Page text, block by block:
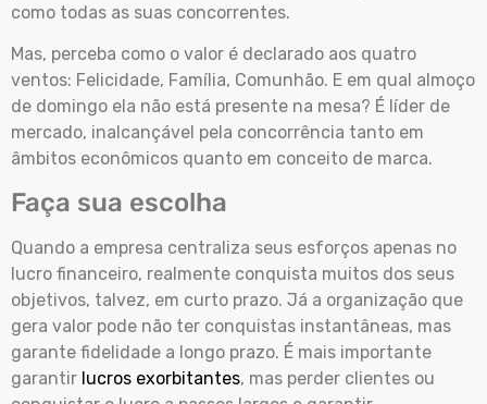
como todas as suas concorrentes.
Mas, perceba como o valor é declarado aos quatro
ventos: Felicidade, Família, Comunhão. E em qual almoço
de domingo ela não está presente na mesa? É líder de
mercado, inalcançável pela concorrência tanto em
âmbitos econômicos quanto em conceito de marca.
Faça sua escolha
Quando a empresa centraliza seus esforços apenas no
lucro financeiro, realmente conquista muitos dos seus
objetivos, talvez, em curto prazo. Já a organização que
gera valor pode não ter conquistas instantâneas, mas
garante fidelidade a longo prazo. É mais importante
garantir lucros exorbitantes, mas perder clientes ou